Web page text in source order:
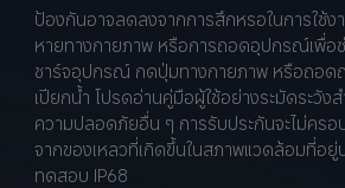
ป้องกันอาจลดลงจากการสึกหรอในการใช้ง
หายทางกายภาพ หรือการถอดอุปกรณ์เพื่อ
ชาร์จอุปกรณ์ กดปุ่มทางกายภาพ หรือถอ
เปียกน้ำ โปรดอ่านคู่มือผู้ใช้อย่างระมัดระวัง
ความปลอดภัยอื่น ๆ การรับประกันจะไม่คร
จากของเหลวที่เกิดขึ้นในสภาพแวดล้อมที่อยู่
ทดสอบ IP68